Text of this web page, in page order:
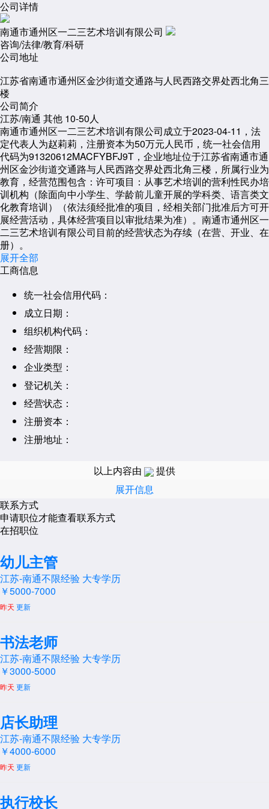
公司详情
南通市通州区一二三艺术培训有限公司
咨询/法律/教育/科研
公司地址
江苏省南通市通州区金沙街道交通路与人民西路交界处西北角三
楼
公司简介
江苏/南通 其他 10-50人
南通市通州区一二三艺术培训有限公司成立于2023-04-11，法
定代表人为赵莉莉，注册资本为50万元人民币，统一社会信用
代码为91320612MACFYBFJ9T，企业地址位于江苏省南通市通
州区金沙街道交通路与人民西路交界处西北角三楼，所属行业为
教育，经营范围包含：许可项目：从事艺术培训的营利性民办培
训机构（除面向中小学生、学龄前儿童开展的学科类、语言类文
化教育培训）（依法须经批准的项目，经相关部门批准后方可开
展经营活动，具体经营项目以审批结果为准）。南通市通州区一
二三艺术培训有限公司目前的经营状态为存续（在营、开业、在
册）。
展开全部
工商信息
统一社会信用代码：
成立日期：
组织机构代码：
经营期限：
企业类型：
登记机关：
经营状态：
注册资本：
注册地址：
以上内容由
提供
展开信息
联系方式
申请职位才能查看联系方式
在招职位
幼儿主管
江苏-南通不限经验 大专学历
￥5000-7000
昨天 更新
书法老师
江苏-南通不限经验 大专学历
￥3000-5000
昨天 更新
店长助理
江苏-南通不限经验 大专学历
￥4000-6000
昨天 更新
执行校长